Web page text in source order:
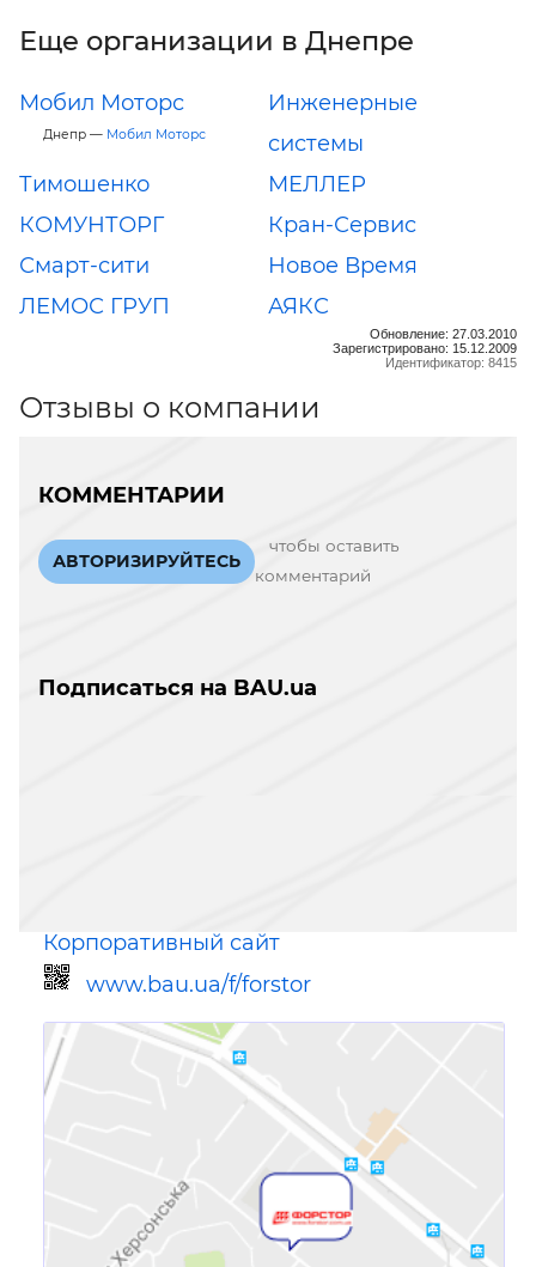
Еще организации в Днепре
Мобил Моторс
Днепр — Мобил Моторс
Инженерные
системы
Тимошенко
МЕЛЛЕР
КОМУНТОРГ
Кран-Сервис
Смарт-сити
Новое Время
ЛЕМОС ГРУП
АЯКС
Обновление: 27.03.2010
Зарегистрировано: 15.12.2009
Идентификатор: 8415
Отзывы о компании
КОММЕНТАРИИ
АВТОРИЗИРУЙТЕСЬ
чтобы оставить
комментарий
Подписаться на BAU.ua
Корпоративный сайт
www.bau.ua/f/forstor
Ссылка для мобильных устройств